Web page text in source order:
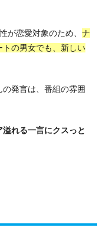
が恋愛対象のため、 ナ
の男女でも、新しい
発言は、番組の雰囲
溢れる一言にクスっと